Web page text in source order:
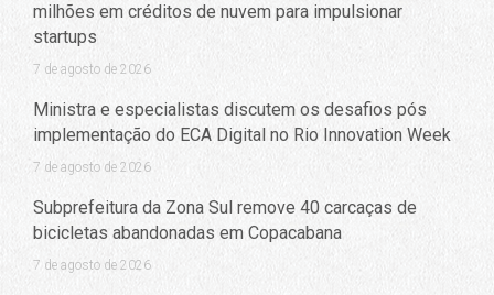
milhões em créditos de nuvem para impulsionar
startups
7 de agosto de 2026
Ministra e especialistas discutem os desafios pós
implementação do ECA Digital no Rio Innovation Week
7 de agosto de 2026
Subprefeitura da Zona Sul remove 40 carcaças de
bicicletas abandonadas em Copacabana
7 de agosto de 2026